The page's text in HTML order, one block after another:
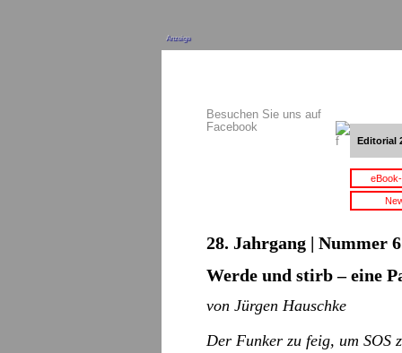
Anzeige
Besuchen Sie uns auf
Facebook
Editorial
28. Jahrgang | Nummer
Werde und stirb – eine
von Jürgen Hauschke
Der Funker zu feig, um SOS